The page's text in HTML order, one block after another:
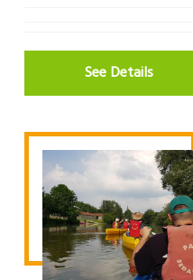
See Details